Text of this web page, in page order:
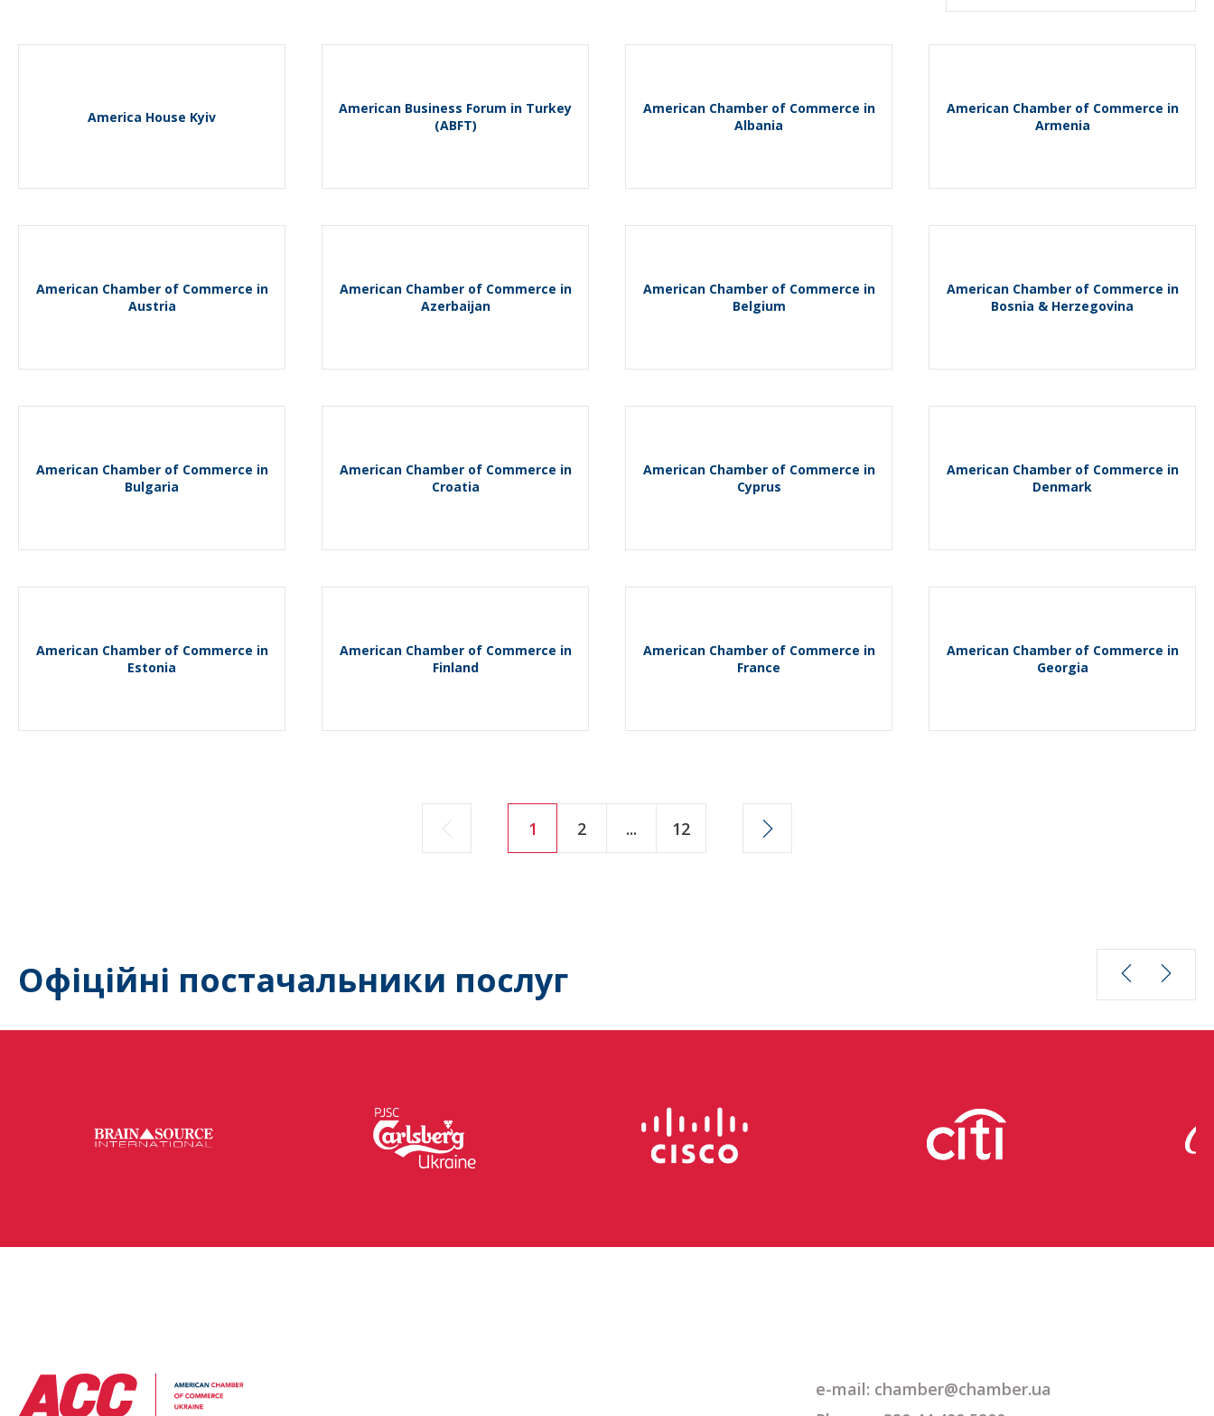
America House Kyiv
American Business Forum in Turkey
(ABFT)
American Chamber of Commerce in
Albania
American Chamber of Commerce in
Armenia
American Chamber of Commerce in
Austria
American Chamber of Commerce in
Azerbaijan
American Chamber of Commerce in
Belgium
American Chamber of Commerce in
Bosnia & Herzegovina
American Chamber of Commerce in
Bulgaria
American Chamber of Commerce in
Croatia
American Chamber of Commerce in
Cyprus
American Chamber of Commerce in
Denmark
American Chamber of Commerce in
Estonia
American Chamber of Commerce in
Finland
American Chamber of Commerce in
France
American Chamber of Commerce in
Georgia
1 2 ... 12
Офіційні постачальники послуг
e-mail: chamber@chamber.ua